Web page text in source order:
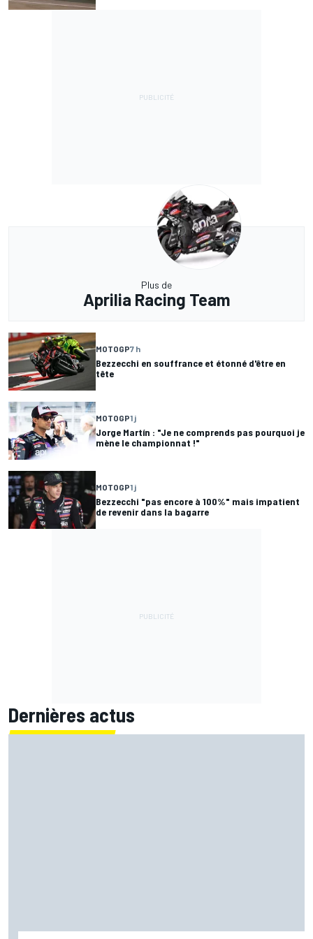
Plus de
Aprilia Racing Team
MOTOGP7 h
Bezzecchi en souffrance et étonné d'être en
tête
MOTOGP1 j
Jorge Martín : "Je ne comprends pas pourquoi je
mène le championnat !"
MOTOGP1 j
Bezzecchi "pas encore à 100%" mais impatient
de revenir dans la bagarre
Dernières actus